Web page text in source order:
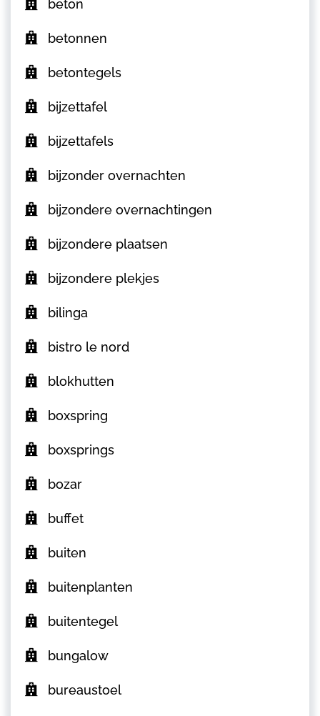
beton
betonnen
betontegels
bijzettafel
bijzettafels
bijzonder overnachten
bijzondere overnachtingen
bijzondere plaatsen
bijzondere plekjes
bilinga
bistro le nord
blokhutten
boxspring
boxsprings
bozar
buffet
buiten
buitenplanten
buitentegel
bungalow
bureaustoel